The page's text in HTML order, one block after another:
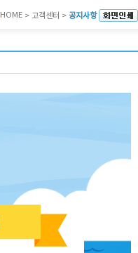
HOME > 고객센터 > 공지사항